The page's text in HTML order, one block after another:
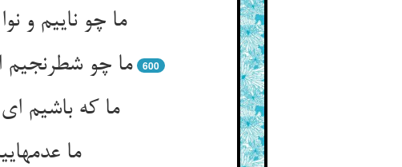
ما چو ناییم و نوا در ما ز تست ** ما چو کوهیم و صدا در ما ز تست‌‌
ما چو شطرنجیم اندر برد و مات ** برد و مات ما ز تست ای خوش صفات‌‌
600
ما